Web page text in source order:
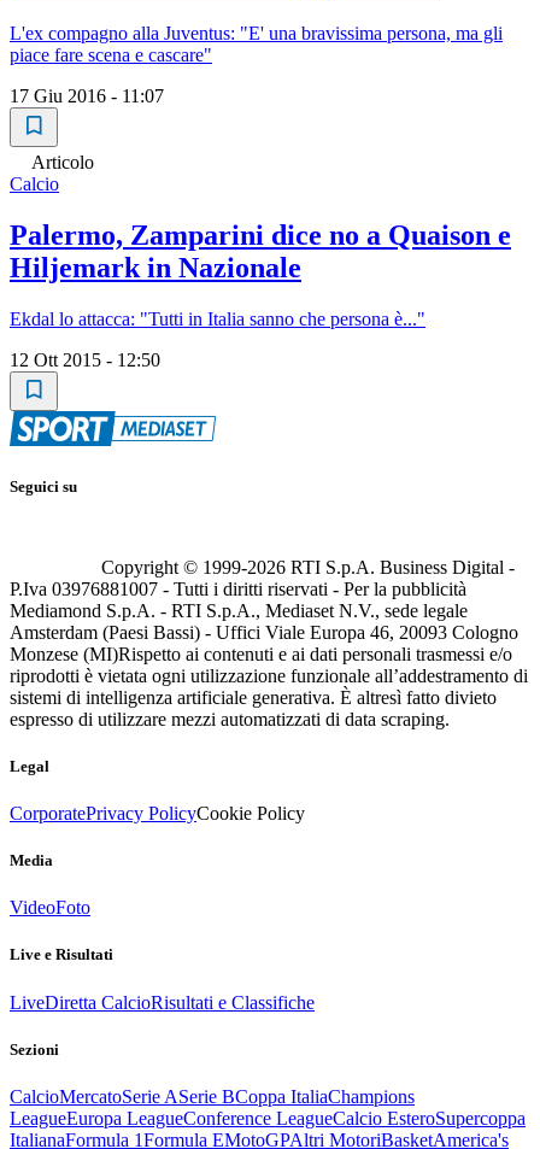
L'ex compagno alla Juventus: "E' una bravissima persona, ma gli
piace fare scena e cascare"
17 Giu 2016 - 11:07
Articolo
Calcio
Palermo, Zamparini dice no a Quaison e
Hiljemark in Nazionale
Ekdal lo attacca: "Tutti in Italia sanno che persona è..."
12 Ott 2015 - 12:50
Seguici su
Copyright © 1999-2026 RTI S.p.A. Business Digital -
P.Iva 03976881007 - Tutti i diritti riservati - Per la pubblicità
Mediamond S.p.A. - RTI S.p.A., Mediaset N.V., sede legale
Amsterdam (Paesi Bassi) - Uffici Viale Europa 46, 20093 Cologno
Monzese (MI)Rispetto ai contenuti e ai dati personali trasmessi e/o
riprodotti è vietata ogni utilizzazione funzionale all’addestramento di
sistemi di intelligenza artificiale generativa. È altresì fatto divieto
espresso di utilizzare mezzi automatizzati di data scraping.
Legal
CorporatePrivacy PolicyCookie Policy
Media
VideoFoto
Live e Risultati
LiveDiretta CalcioRisultati e Classifiche
Sezioni
CalcioMercatoSerie ASerie BCoppa ItaliaChampions
LeagueEuropa LeagueConference LeagueCalcio EsteroSupercoppa
ItalianaFormula 1Formula EMotoGPAltri MotoriBasketAmerica's